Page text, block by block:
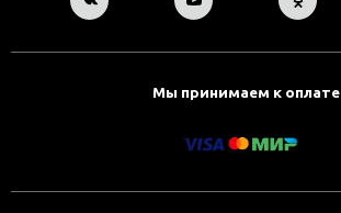
Мы принимаем к оплате